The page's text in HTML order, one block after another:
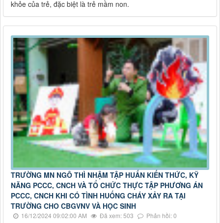
khỏe của trẻ, đặc biệt là trẻ mầm non.
TRƯỜNG MN NGÔ THÌ NHẬM TẬP HUẤN KIẾN THỨC, KỸ
NĂNG PCCC, CNCH VÀ TỔ CHỨC THỰC TẬP PHƯƠNG ÁN
PCCC, CNCH KHI CÓ TÌNH HUỐNG CHÁY XẢY RA TẠI
TRƯỜNG CHO CBGVNV VÀ HỌC SINH
16/12/2024 09:02:00 AM Đã xem: 503 Phản hồi: 0